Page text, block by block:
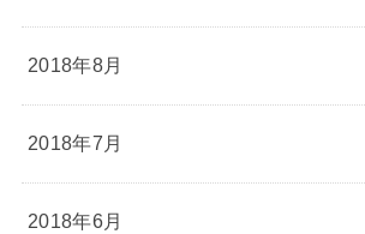
2018年8月
2018年7月
2018年6月